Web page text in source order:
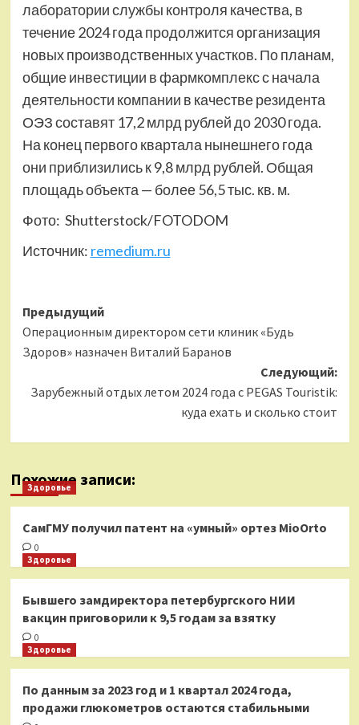
лаборатории службы контроля качества, в
течение 2024 года продолжится организация
новых производственных участков. По планам,
общие инвестиции в фармкомплекс с начала
деятельности компании в качестве резидента
ОЭЗ составят 17,2 млрд рублей до 2030 года.
На конец первого квартала нынешнего года
они приблизились к 9,8 млрд рублей. Общая
площадь объекта — более 56,5 тыс. кв. м.
Фото: Shutterstoсk/FOTODOM
Источник: remedium.ru
Навигация
записи
Предыдущий
Операционным директором сети клиник «Будь
Здоров» назначен Виталий Баранов
Следующий:
Зарубежный отдых летом 2024 года с PEGAS Touristik:
куда ехать и сколько стоит
Похожие записи:
Здоровье
СамГМУ получил патент на «умный» ортез MioOrto
0
Здоровье
Бывшего замдиректора петербургского НИИ
вакцин приговорили к 9,5 годам за взятку
0
Здоровье
По данным за 2023 год и 1 квартал 2024 года,
продажи глюкометров остаются стабильными